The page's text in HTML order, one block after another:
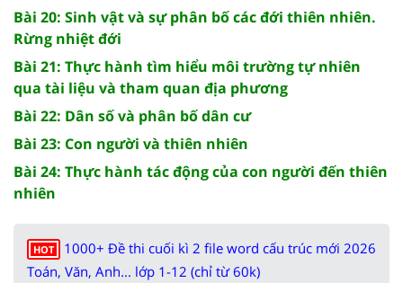
Bài 20: Sinh vật và sự phân bố các đới thiên nhiên.
Rừng nhiệt đới
Bài 21: Thực hành tìm hiểu môi trường tự nhiên
qua tài liệu và tham quan địa phương
Bài 22: Dân số và phân bố dân cư
Bài 23: Con người và thiên nhiên
Bài 24: Thực hành tác động của con người đến thiên
nhiên
HOT
1000+ Đề thi cuối kì 2 file word cấu trúc mới 2026
Toán, Văn, Anh... lớp 1-12 (chỉ từ 60k)